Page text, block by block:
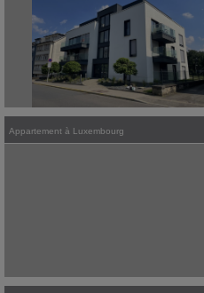
Appartement à Luxembourg